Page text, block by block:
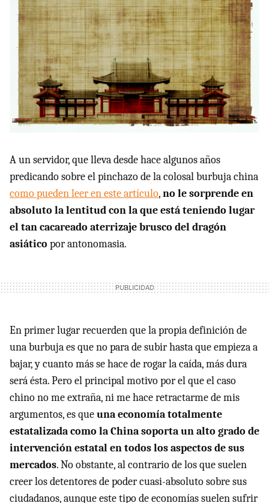
A un servidor, que lleva desde hace algunos años
predicando sobre el pinchazo de la colosal burbuja china
como pueden leer en este artículo,no le sorprende en
absoluto la lentitud con la que está teniendo lugar
el tan cacareado aterrizaje brusco del dragón
asiático por antonomasia.
En primer lugar recuerden que la propia definición de
una burbuja es que no para de subir hasta que empieza a
bajar, y cuanto más se hace de rogar la caída, más dura
será ésta. Pero el principal motivo por el que el caso
chino no me extraña, ni me hace retractarme de mis
argumentos, es queuna economía totalmente
estatalizada como la China soporta un alto grado de
intervención estatal en todos los aspectos de sus
mercados. No obstante, al contrario de los que suelen
creer los detentores de poder cuasi-absoluto sobre sus
ciudadanos, aunque este tipo de economías suelen sufrir